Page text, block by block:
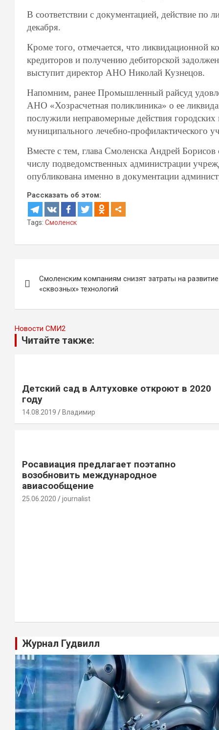
В соответствии с документацией, действие по
декабря.
Кроме того, отмечается, что ликвидационной
кредиторов и получению дебиторской
выступит директор АНО Николай Кузнецов.
Напомним, ранее Промышленный райсуд
АНО «Хозрасчетная поликлиника» о ее
послужили неправомерные действия
муниципального лечебно-профилактического
Вместе с тем, глава Смоленска Андрей
числу подведомственных администрации
опубликована именно в документации
Рассказать об этом:
Tags: Смоленск
по
записям
Смоленским компаниям снизят затраты на развитие
«сквозных» технологий
Новости СМИ2
Читайте также:
Детский сад в Алтуховке откроют в 2020
году
14.08.2019 Владимир
Росавиация предлагает поэтапно
возобновить международное
авиасообщение
25.06.2020 journalist
Журнал Гудвилл